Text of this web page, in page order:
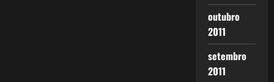
outubro
2011
setembro
2011